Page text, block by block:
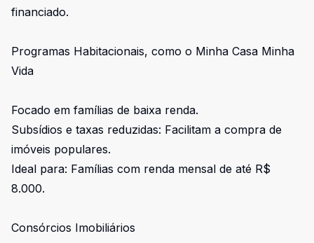
financiado.
Programas Habitacionais, como o Minha Casa Minha
Vida
Focado em famílias de baixa renda.
Subsídios e taxas reduzidas: Facilitam a compra de
imóveis populares.
Ideal para: Famílias com renda mensal de até R$
8.000.
Consórcios Imobiliários